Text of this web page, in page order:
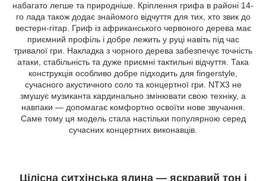
набагато легше та природніше. Кріплення грифа в районі 14-
го лада також додає знайомого відчуття для тих, хто звик до
вестерн-гітар. Гриф із африканського червоного дерева має
приємний профіль і добре лежить у руці навіть під час
тривалої гри. Накладка з чорного дерева забезпечує точність
атаки, стабільність та дуже приємні тактильні відчуття. Така
конструкція особливо добре підходить для fingerstyle,
сучасного акустичного соло та концертної гри. NTX3 не
змушує музиканта кардинально змінювати свою техніку, а
навпаки — допомагає комфортно освоїти нове звучання.
Саме тому ця модель стала настільки популярною серед
сучасних концертних виконавців.
Цілісна ситхінська ялина — яскравий тон і